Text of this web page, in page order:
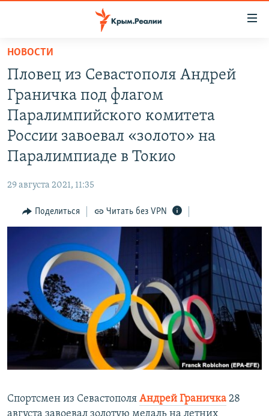
Вернуться
основному
содержанию
Вернутся
главной
навигации
Вернутся
СПЕЦПРОЕКТЫ
11 ЛЕТ ОККУПАЦИИ КРЫМА. 11 ИСТОРИЙ СОПРОТИВЛЕНИЯ
ВОДА
ИСТОРИЯ
ЕЩЕ
ТЕЛЕПРОЕКТ КРЫМ.РЕАЛИИ
СОВЕТЫ ПРАВОЗАЩИТНИКОВ
ПРОПАВШИЕ БЕЗ ВЕСТИ
ПОБЕДИТЕЛЕЙ НЕ СУДЯТ?
КРЫМ.НЕПОКОРЕННЫЙ
ELIFBE
УКРАИНСКАЯ ПРОБЛЕМА КРЫМА
КАК ОБОЙТИ БЛОКИРОВКУ
Українською
Qırımtatar
ПРИСОЕДИНЯЙТЕСЬ!
Все сайты RFE/RL
НОВОСТИ
Пловец из Севастополя Андрей
Граничка под флагом
Паралимпийского комитета
России завоевал «золото» на
Паралимпиаде в Токио
29 августа 2021, 11:35
Поделиться Читать без VPN
Спортсмен из Севастополя Андрей Граничка 28